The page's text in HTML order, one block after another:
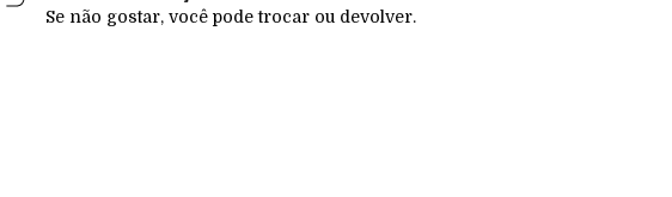
Se não gostar, você pode trocar ou devolver.